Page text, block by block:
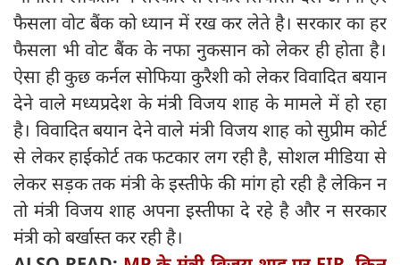
फैसला वोट बैंक को ध्यान में रख कर लेते है। सरकार का हर
फैसला भी वोट बैंक के नफा नुकसान को लेकर ही होता है।
ऐसा ही कुछ कर्नल सोफिया कुरैशी को लेकर विवादित बयान
देने वाले मध्यप्रदेश के मंत्री विजय शाह के मामले में हो रहा
है। विवादित बयान देने वाले मंत्री विजय शाह को सुप्रीम कोर्ट
से लेकर हाईकोर्ट तक फटकार लग रही है, सोशल मीडिया से
लेकर सड़क तक मंत्री के इस्तीफे की मांग हो रही है लेकिन न
तो मंत्री विजय शाह अपना इस्तीफा दे रहे है और न सरकार
मंत्री को बर्खास्त कर रही है।